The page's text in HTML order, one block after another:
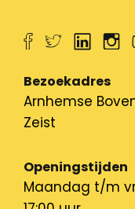
Bezoekadres
Arnhemse
Zeist
Openingstijden
Maandag t/m